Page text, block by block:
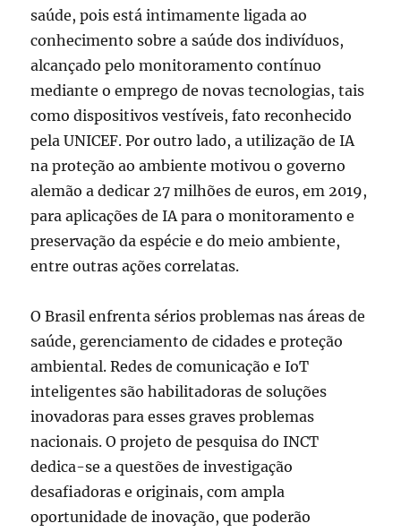
saúde, pois está intimamente ligada ao
conhecimento sobre a saúde dos indivíduos,
alcançado pelo monitoramento contínuo
mediante o emprego de novas tecnologias, tais
como dispositivos vestíveis, fato reconhecido
pela UNICEF. Por outro lado, a utilização de IA
na proteção ao ambiente motivou o governo
alemão a dedicar 27 milhões de euros, em 2019,
para aplicações de IA para o monitoramento e
preservação da espécie e do meio ambiente,
entre outras ações correlatas.
O Brasil enfrenta sérios problemas nas áreas de
saúde, gerenciamento de cidades e proteção
ambiental. Redes de comunicação e IoT
inteligentes são habilitadoras de soluções
inovadoras para esses graves problemas
nacionais. O projeto de pesquisa do INCT
dedica-se a questões de investigação
desafiadoras e originais, com ampla
oportunidade de inovação, que poderão